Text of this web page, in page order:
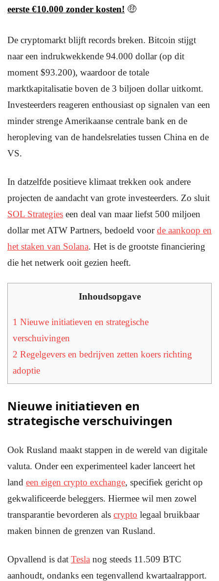
eerste €10.000 zonder kosten! 🤑
De cryptomarkt blijft records breken. Bitcoin stijgt
naar een indrukwekkende 94.000 dollar (op dit
moment $93.200), waardoor de totale
marktkapitalisatie boven de 3 biljoen dollar uitkomt.
Investeerders reageren enthousiast op signalen van een
minder strenge Amerikaanse centrale bank en de
heropleving van de handelsrelaties tussen China en de
VS.
In datzelfde positieve klimaat trekken ook andere
projecten de aandacht van grote investeerders. Zo sluit
SOL Strategies een deal van maar liefst 500 miljoen
dollar met ATW Partners, bedoeld voorde aankoop en
het staken van Solana. Het is de grootste financiering
die het netwerk ooit gezien heeft.
Inhoudsopgave
1 Nieuwe initiatieven en strategische
verschuivingen
2 Regelgevers en bedrijven zetten koers richting
adoptie
Nieuwe initiatieven en
strategische verschuivingen
Ook Rusland maakt stappen in de wereld van digitale
valuta. Onder een experimenteel kader lanceert het
land een eigen crypto exchange, specifiek gericht op
gekwalificeerde beleggers. Hiermee wil men zowel
transparantie bevorderen als crypto legaal bruikbaar
maken binnen de grenzen van Rusland.
Opvallend is dat Tesla nog steeds 11.509 BTC
aanhoudt, ondanks een tegenvallend kwartaalrapport.